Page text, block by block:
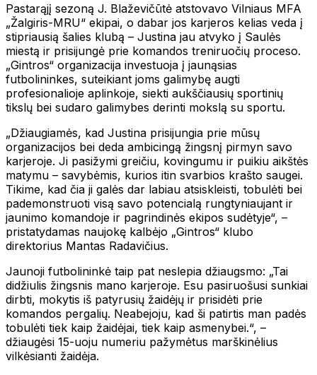
Pastarąjį sezoną J. Blaževičūtė atstovavo Vilniaus MFA
„Žalgiris-MRU“ ekipai, o dabar jos karjeros kelias veda į
stipriausią šalies klubą – Justina jau atvyko į Saulės
miestą ir prisijungė prie komandos treniruočių proceso.
„Gintros“ organizacija investuoja į jaunąsias
futbolininkes, suteikiant joms galimybę augti
profesionalioje aplinkoje, siekti aukščiausių sportinių
tikslų bei sudaro galimybes derinti mokslą su sportu.
„Džiaugiamės, kad Justina prisijungia prie mūsų
organizacijos bei deda ambicingą žingsnį pirmyn savo
karjeroje. Ji pasižymi greičiu, kovingumu ir puikiu aikštės
matymu – savybėmis, kurios itin svarbios krašto saugei.
Tikime, kad čia ji galės dar labiau atsiskleisti, tobulėti bei
pademonstruoti visą savo potencialą rungtyniaujant ir
jaunimo komandoje ir pagrindinės ekipos sudėtyje“, –
pristatydamas naujokę kalbėjo „Gintros“ klubo
direktorius Mantas Radavičius.
Jaunoji futbolininkė taip pat neslepia džiaugsmo: „Tai
didžiulis žingsnis mano karjeroje. Esu pasiruošusi sunkiai
dirbti, mokytis iš patyrusių žaidėjų ir prisidėti prie
komandos pergalių. Neabejoju, kad ši patirtis man padės
tobulėti tiek kaip žaidėjai, tiek kaip asmenybei.“, –
džiaugėsi 15-uoju numeriu pažymėtus marškinėlius
vilkėsianti žaidėja.